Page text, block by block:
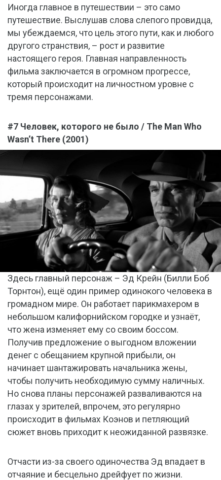
Иногда главное в путешествии – это само
путешествие. Выслушав слова слепого провидца,
мы убеждаемся, что цель этого пути, как и любого
другого странствия, – рост и развитие
настоящего героя. Главная направленность
фильма заключается в огромном прогрессе,
который происходит на личностном уровне с
тремя персонажами.
#7 Человек, которого не было / The Man Who
Wasn’t There (2001)
Здесь главный персонаж – Эд Крейн (Билли Боб
Торнтон), ещё один пример одинокого человека в
громадном мире. Он работает парикмахером в
небольшом калифорнийском городке и узнаёт,
что жена изменяет ему со своим боссом.
Получив предложение о выгодном вложении
денег с обещанием крупной прибыли, он
начинает шантажировать начальника жены,
чтобы получить необходимую сумму наличных.
Но снова планы персонажей разваливаются на
глазах у зрителей, впрочем, это регулярно
происходит в фильмах Коэнов и петляющий
сюжет вновь приходит к неожиданной развязке.
Отчасти из-за своего одиночества Эд впадает в
отчаяние и бесцельно дрейфует по жизни.